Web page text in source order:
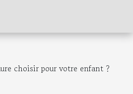
choisir pour votre enfant ?